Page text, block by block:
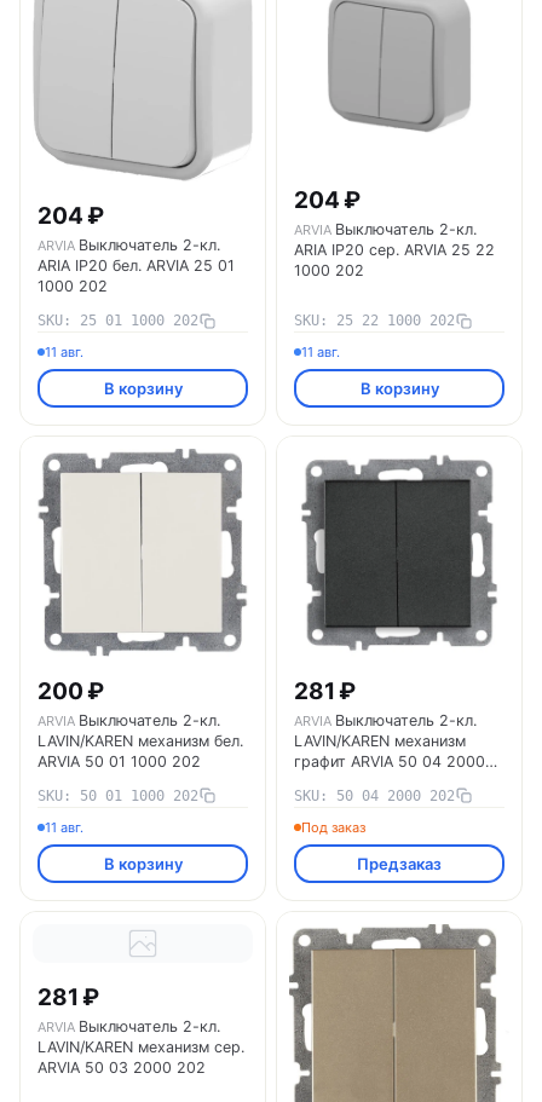
204 ₽
ARVIA Выключатель 2-кл.
ARIA IP20 бел. ARVIA 25 01
1000 202
SKU: 25 01 1000 202
11 авг.
В корзину
204 ₽
ARVIA Выключатель 2-кл.
ARIA IP20 сер. ARVIA 25 22
1000 202
SKU: 25 22 1000 202
11 авг.
В корзину
200 ₽
ARVIA Выключатель 2-кл.
LAVIN/KAREN механизм бел.
ARVIA 50 01 1000 202
SKU: 50 01 1000 202
11 авг.
В корзину
281 ₽
ARVIA Выключатель 2-кл.
LAVIN/KAREN механизм
графит ARVIA 50 04 2000
SKU: 50 04 2000 202
Под заказ
Предзаказ
281 ₽
ARVIA Выключатель 2-кл.
LAVIN/KAREN механизм сер.
ARVIA 50 03 2000 202